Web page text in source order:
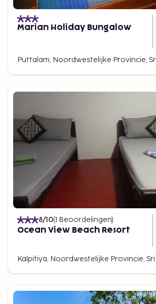
Marian Holiday Bungalow
Puttalam, Noordwestelijke Provincie,
8/10(1 Beoordelingen)
Ocean View Beach Resort
Kalpitiya, Noordwestelijke Provincie, Sri